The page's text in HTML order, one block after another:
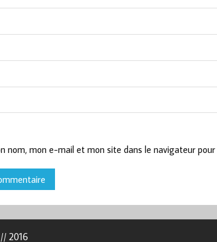
nom, mon e-mail et mon site dans le navigateur
2016